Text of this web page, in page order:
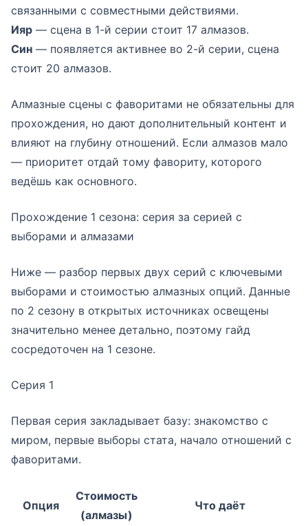
связанными с совместными действиями.
Ияр — сцена в 1-й серии стоит 17 алмазов.
Син — появляется активнее во 2-й серии, сцена
стоит 20 алмазов.
Алмазные сцены с фаворитами не обязательны для
прохождения, но дают дополнительный контент и
влияют на глубину отношений. Если алмазов мало
— приоритет отдай тому фавориту, которого
ведёшь как основного.
Прохождение 1 сезона: серия за серией с
выборами и алмазами
Ниже — разбор первых двух серий с ключевыми
выборами и стоимостью алмазных опций. Данные
по 2 сезону в открытых источниках освещены
значительно менее детально, поэтому гайд
сосредоточен на 1 сезоне.
Серия 1
Первая серия закладывает базу: знакомство с
миром, первые выборы стата, начало отношений с
фаворитами.
Опция
Стоимость
(алмазы)
Что даёт